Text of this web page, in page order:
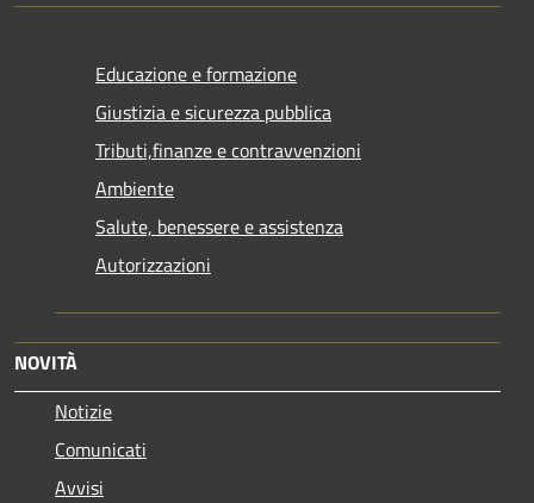
Educazione e formazione
Giustizia e sicurezza pubblica
Tributi,finanze e contravvenzioni
Ambiente
Salute, benessere e assistenza
Autorizzazioni
NOVITÀ
Notizie
Comunicati
Avvisi